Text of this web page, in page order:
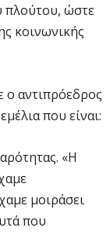
πλούτου, ώστε
κοινωνικής
αντιπρόεδρος
που είναι:
«Η
μοιράσει
που